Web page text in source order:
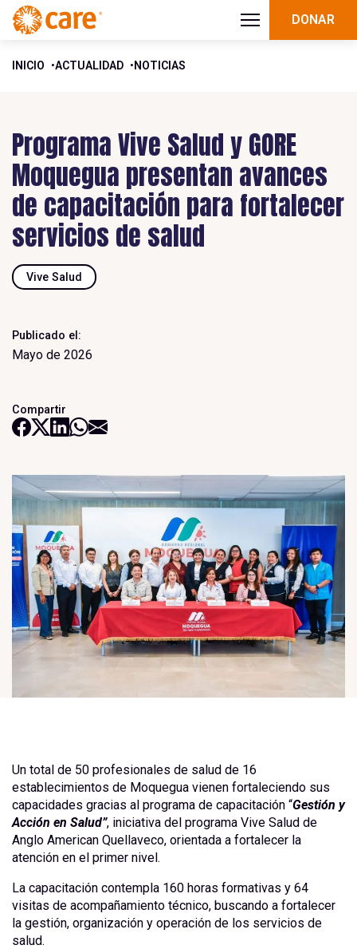
DONAR
INICIO ACTUALIDAD NOTICIAS
Programa Vive Salud y GORE
Moquegua presentan avances
de capacitación para fortalecer
servicios de salud
Vive Salud
Publicado el:
Mayo de 2026
Compartir
Un total de 50 profesionales de salud de 16
establecimientos de Moquegua vienen fortaleciendo sus
capacidades gracias al programa de capacitación “Gestión y
Acción en Salud”, iniciativa del programa Vive Salud de
Anglo American Quellaveco, orientada a fortalecer la
atención en el primer nivel.
La capacitación contempla 160 horas formativas y 64
visitas de acompañamiento técnico, buscando a fortalecer
la gestión, organización y operación de los servicios de
salud.